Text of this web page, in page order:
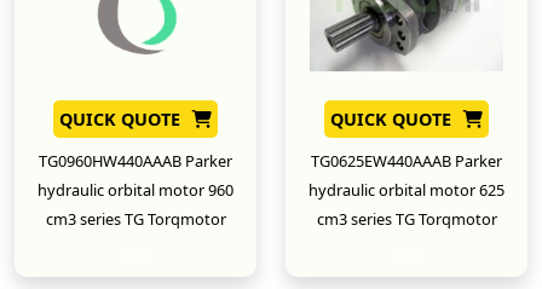
QUICK QUOTE
TG0960HW440AAAB Parker
hydraulic orbital motor 960
cm3 series TG Torqmotor
QUICK QUOTE
TG0625EW440AAAB Parker
hydraulic orbital motor 625
cm3 series TG Torqmotor